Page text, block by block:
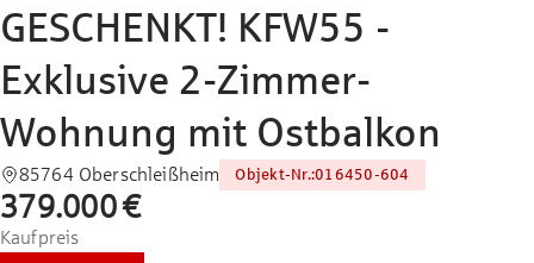
GESCHENKT! KFW55 -
Exklusive 2-Zimmer-
Wohnung mit Ostbalkon
85764 Oberschleißheim Objekt-Nr.:016450-604
379.000 €
Kaufpreis